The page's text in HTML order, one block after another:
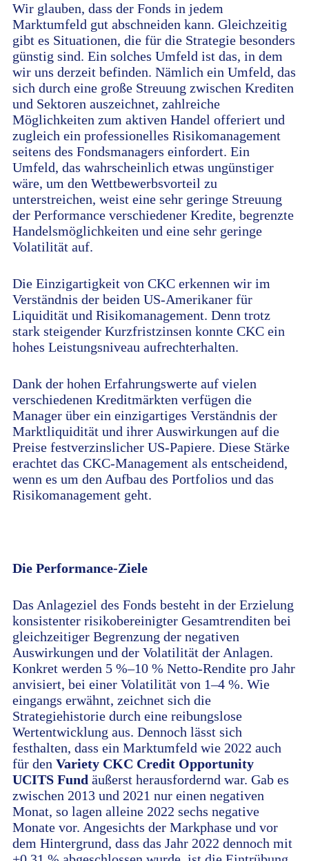
Wir glauben, dass der Fonds in jedem
Marktumfeld gut abschneiden kann. Gleichzeitig
gibt es Situationen, die für die Strategie besonders
günstig sind. Ein solches Umfeld ist das, in dem
wir uns derzeit befinden. Nämlich ein Umfeld, das
sich durch eine große Streuung zwischen Krediten
und Sektoren auszeichnet, zahlreiche
Möglichkeiten zum aktiven Handel offeriert und
zugleich ein professionelles Risikomanagement
seitens des Fondsmanagers einfordert. Ein
Umfeld, das wahrscheinlich etwas ungünstiger
wäre, um den Wettbewerbsvorteil zu
unterstreichen, weist eine sehr geringe Streuung
der Performance verschiedener Kredite, begrenzte
Handelsmöglichkeiten und eine sehr geringe
Volatilität auf.
Die Einzigartigkeit von CKC erkennen wir im
Verständnis der beiden US-Amerikaner für
Liquidität und Risikomanagement. Denn trotz
stark steigender Kurzfristzinsen konnte CKC ein
hohes Leistungsniveau aufrechterhalten.
Dank der hohen Erfahrungswerte auf vielen
verschiedenen Kreditmärkten verfügen die
Manager über ein einzigartiges Verständnis der
Marktliquidität und ihrer Auswirkungen auf die
Preise festverzinslicher US-Papiere. Diese Stärke
erachtet das CKC-Management als entscheidend,
wenn es um den Aufbau des Portfolios und das
Risikomanagement geht.
Die Performance-Ziele
Das Anlageziel des Fonds besteht in der Erzielung
konsistenter risikobereinigter Gesamtrenditen bei
gleichzeitiger Begrenzung der negativen
Auswirkungen und der Volatilität der Anlagen.
Konkret werden 5 %–10 % Netto-Rendite pro Jahr
anvisiert, bei einer Volatilität von 1–4 %. Wie
eingangs erwähnt, zeichnet sich die
Strategiehistorie durch eine reibungslose
Wertentwicklung aus. Dennoch lässt sich
festhalten, dass ein Marktumfeld wie 2022 auch
für den Variety CKC Credit Opportunity
UCITS Fund äußerst herausfordernd war. Gab es
zwischen 2013 und 2021 nur einen negativen
Monat, so lagen alleine 2022 sechs negative
Monate vor. Angesichts der Markphase und vor
dem Hintergrund, dass das Jahr 2022 dennoch mit